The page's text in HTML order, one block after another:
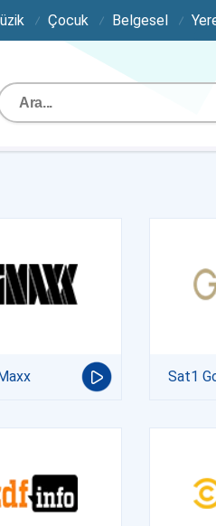
Çocuk Belgesel
Sat1